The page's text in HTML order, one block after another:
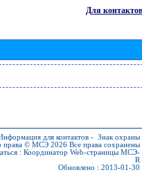
Для контактов
для контактов - Знак охраны
права © МСЭ 2026 Все права сохранены
: Координатор Web-страницы МСЭ-
R
Обновлено : 2013-01-30